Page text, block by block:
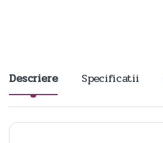
Descriere Specificatii